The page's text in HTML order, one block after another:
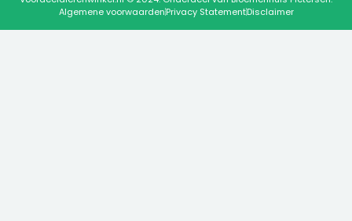
Algemene voorwaardenPrivacy StatementDisclaimer